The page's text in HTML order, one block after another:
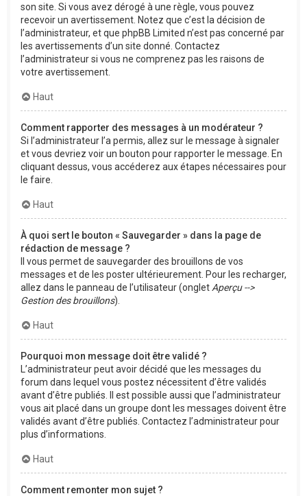
son site. Si vous avez dérogé à une règle, vous pouvez
recevoir un avertissement. Notez que c’est la décision de
l’administrateur, et que phpBB Limited n’est pas concerné par
les avertissements d’un site donné. Contactez
l’administrateur si vous ne comprenez pas les raisons de
votre avertissement.
Haut
Comment rapporter des messages à un modérateur ?
Si l’administrateur l’a permis, allez sur le message à signaler
et vous devriez voir un bouton pour rapporter le message. En
cliquant dessus, vous accéderez aux étapes nécessaires pour
le faire.
Haut
À quoi sert le bouton « Sauvegarder » dans la page de
rédaction de message ?
Il vous permet de sauvegarder des brouillons de vos
messages et de les poster ultérieurement. Pour les recharger,
allez dans le panneau de l’utilisateur (onglet Aperçu -->
Gestion des brouillons).
Haut
Pourquoi mon message doit être validé ?
L’administrateur peut avoir décidé que les messages du
forum dans lequel vous postez nécessitent d’être validés
avant d’être publiés. Il est possible aussi que l’administrateur
vous ait placé dans un groupe dont les messages doivent être
validés avant d’être publiés. Contactez l’administrateur pour
plus d’informations.
Haut
Comment remonter mon sujet ?